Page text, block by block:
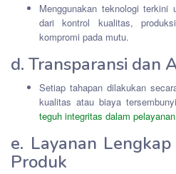
Menggunakan teknologi
dari kontrol kualitas,
kompromi pada mutu.
d. Transparansi dan
Setiap tahapan dilakukan
kualitas atau biaya
teguh integritas dalam pelayanan
e. Layanan
Produk